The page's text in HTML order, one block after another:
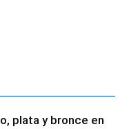
plata y bronce en